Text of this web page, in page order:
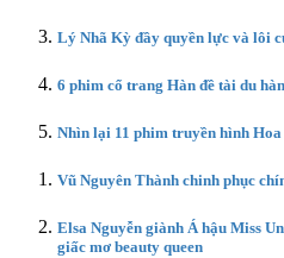
Lý Nhã Kỳ đầy quyền lực và lôi
6 phim cổ trang Hàn đề tài du
Nhìn lại 11 phim truyền hình
Vũ Nguyên Thành chinh phục
Elsa Nguyễn giành Á hậu Miss
giấc mơ beauty queen